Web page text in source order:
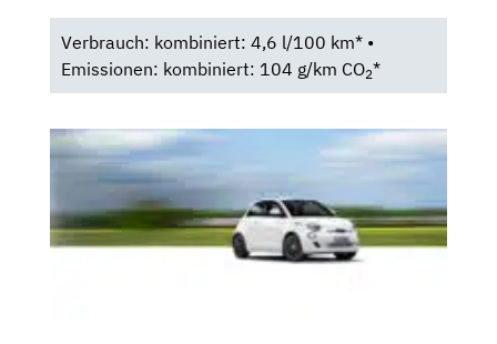
Verbrauch: kombiniert: 4,6 l/100 km* •
Emissionen: kombiniert: 104 g/km CO2*